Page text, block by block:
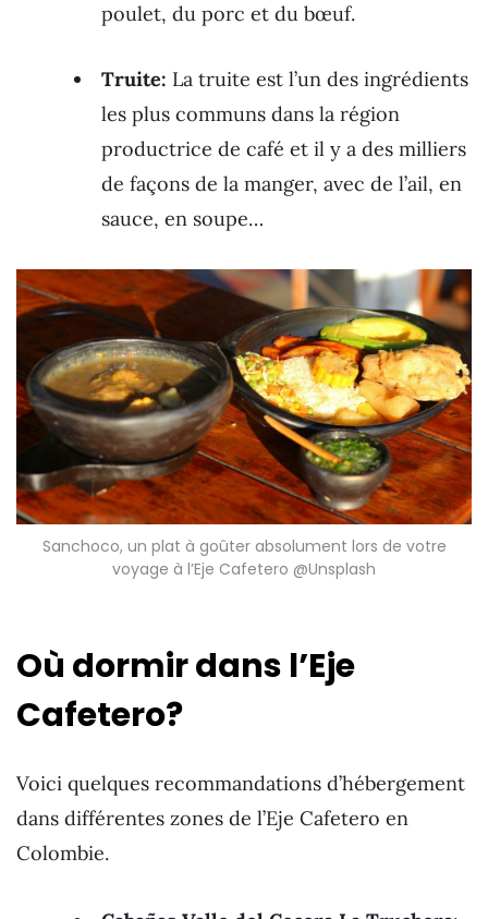
poulet, du porc et du bœuf.
Truite: La truite est l’un des ingrédients
les plus communs dans la région
productrice de café et il y a des milliers
de façons de la manger, avec de l’ail, en
sauce, en soupe…
Sanchoco, un plat à goûter absolument lors de votre
voyage à l’Eje Cafetero @Unsplash
Où dormir dans l’Eje
Cafetero?
Voici quelques recommandations d’hébergement
dans différentes zones de l’Eje Cafetero en
Colombie.